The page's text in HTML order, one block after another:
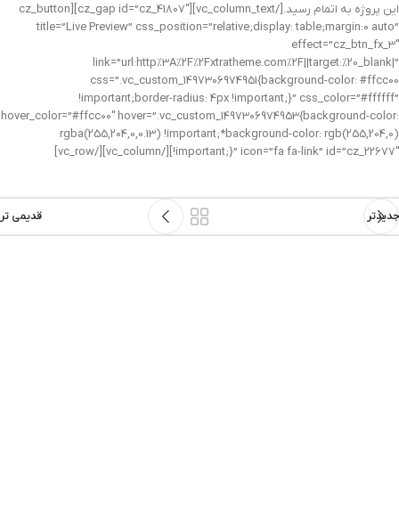
این پروژه به اتمام رسید.[/vc_column_text][cz_gap id=”cz_41807″][cz_button
title=”Live Preview” css_position=”relative;display: table;margin:0 auto”
effect=”cz_btn_fx_3″
link=”url:http%3A%2F%2Fxtratheme.com%2F||target:%20_blank|”
css=”.vc_custom_1497306974951{background-color: #ffcc00
!important;border-radius: 4px !important;}” css_color=”#ffffff”
hover_color=”#ffcc00″ hover=”.vc_custom_1497306974953{background-color:
rgba(255,204,0,0.13) !important;*background-color: rgb(255,204,0)
!important;}” icon=”fa fa-link” id=”cz_22677″][/vc_column][/vc_row]
جدیدتر قدیمی تر